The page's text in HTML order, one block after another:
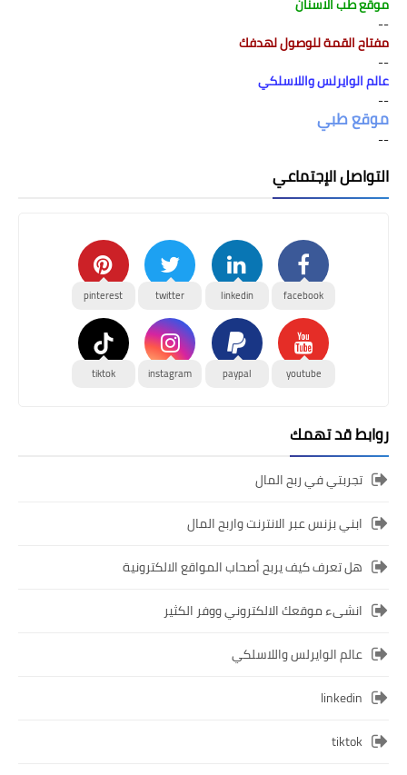
--
مفتاح القمة للوصول لهدفك
--
عالم الوايرلس واللاسلكي
--
موقع طبي
--
التواصل الإجتماعي
facebook
linkedin
twitter
pinterest
youtube
paypal
instagram
tiktok
روابط قد تهمك
تجربتي في ربح المال
ابني بزنس عبر الانترنت واربح المال
هل تعرف كيف يربح أصحاب المواقع الالكترونية
انشىء موقعك الالكتروني ووفر الكثير
عالم الوايرلس واللاسلكي
linkedin
tiktok